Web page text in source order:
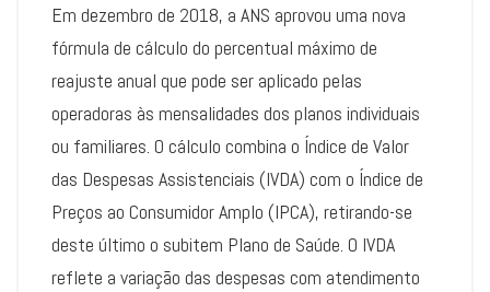
Em dezembro de 2018, a ANS aprovou uma nova
fórmula de cálculo do percentual máximo de
reajuste anual que pode ser aplicado pelas
operadoras às mensalidades dos planos individuais
ou familiares. O cálculo combina o Índice de Valor
das Despesas Assistenciais (IVDA) com o Índice de
Preços ao Consumidor Amplo (IPCA), retirando-se
deste último o subitem Plano de Saúde. O IVDA
reflete a variação das despesas com atendimento